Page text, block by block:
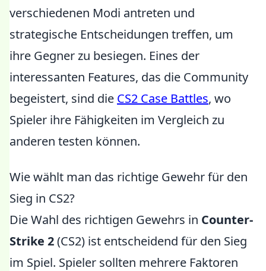
verschiedenen Modi antreten und
strategische Entscheidungen treffen, um
ihre Gegner zu besiegen. Eines der
interessanten Features, das die Community
begeistert, sind die CS2 Case Battles, wo
Spieler ihre Fähigkeiten im Vergleich zu
anderen testen können.
Wie wählt man das richtige Gewehr für den
Sieg in CS2?
Die Wahl des richtigen Gewehrs in Counter-
Strike 2(CS2) ist entscheidend für den Sieg
im Spiel. Spieler sollten mehrere Faktoren